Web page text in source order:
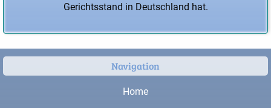
Gerichtsstand in Deutschland hat.
Navigation
Home